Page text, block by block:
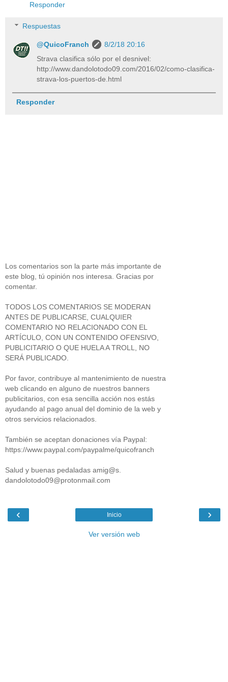
Responder
Respuestas
@QuicoFranch
8/2/18 20:16
Strava clasifica sólo por el desnivel:
http://www.dandolotodo09.com/2016/02/como-clasifica-
strava-los-puertos-de.html
Responder
Los comentarios son la parte más importante de
este blog, tú opinión nos interesa. Gracias por
comentar.
TODOS LOS COMENTARIOS SE MODERAN
ANTES DE PUBLICARSE, CUALQUIER
COMENTARIO NO RELACIONADO CON EL
ARTÍCULO, CON UN CONTENIDO OFENSIVO,
PUBLICITARIO O QUE HUELA A TROLL, NO
SERÁ PUBLICADO.
Por favor, contribuye al mantenimiento de nuestra
web clicando en alguno de nuestros banners
publicitarios, con esa sencilla acción nos estás
ayudando al pago anual del dominio de la web y
otros servicios relacionados.
También se aceptan donaciones vía Paypal:
https://www.paypal.com/paypalme/quicofranch
Salud y buenas pedaladas amig@s.
dandolotodo09@protonmail.com
‹ ›
Inicio
Ver versión web